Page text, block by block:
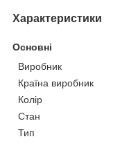
Характеристики
Основні
Виробник
Країна виробник
Колір
Стан
Тип